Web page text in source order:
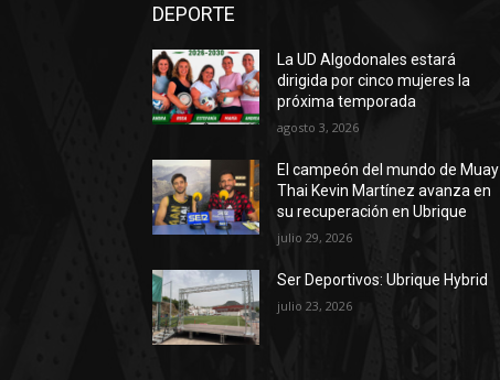
DEPORTE
La UD Algodonales estará
dirigida por cinco mujeres la
próxima temporada
agosto 3, 2026
El campeón del mundo de Muay
Thai Kevin Martínez avanza en
su recuperación en Ubrique
julio 29, 2026
Ser Deportivos: Ubrique Hybrid
julio 23, 2026